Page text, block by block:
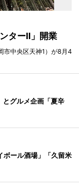
ターII」開業
市中央区天神1）が8月4
とグルメ企画「夏辛
ボール酒場」「久留米